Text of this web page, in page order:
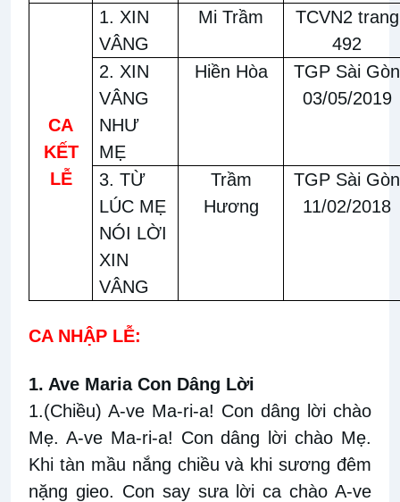
CA
KẾT
LỄ
1. XIN
VÂNG
Mi Trầm
TCVN2 trang
492
2. XIN
VÂNG
NHƯ
MẸ
Hiền Hòa
TGP Sài Gòn
03/05/2019
3. TỪ
LÚC MẸ
NÓI LỜI
XIN
VÂNG
Trầm
Hương
TGP Sài Gòn
11/02/2018
CA NHẬP LỄ:
1. Ave Maria Con Dâng Lời
1.(Chiều) A-ve Ma-ri-a! Con dâng lời chào
Mẹ. A-ve Ma-ri-a! Con dâng lời chào Mẹ.
Khi tàn mầu nắng chiều và khi sương đêm
nặng gieo. Con say sưa lời ca chào A-ve